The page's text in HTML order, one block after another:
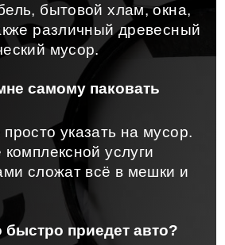
бытовой хлам, окна,
различный древесный
мусор.
самому паковать
указать на мусор.
комплексной услуги
сложат всё в мешки и
быстро приедет авто?